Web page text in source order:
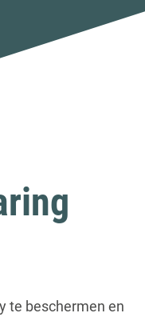
te beschermen en